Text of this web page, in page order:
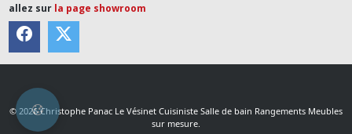
allez sur la page showroom
© 2026 Christophe Panac Le Vésinet Cuisiniste Salle de bain Rangements Meubles
sur mesure.